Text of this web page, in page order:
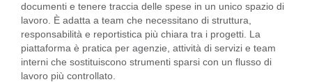
documenti e tenere traccia delle spese in un unico spazio di
lavoro. È adatta a team che necessitano di struttura,
responsabilità e reportistica più chiara tra i progetti. La
piattaforma è pratica per agenzie, attività di servizi e team
interni che sostituiscono strumenti sparsi con un flusso di
lavoro più controllato.